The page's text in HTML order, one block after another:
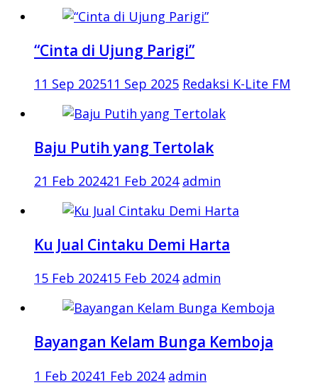
“Cinta di Ujung Parigi”
11 Sep 202511 Sep 2025 Redaksi K-Lite FM
Baju Putih yang Tertolak
21 Feb 202421 Feb 2024 admin
Ku Jual Cintaku Demi Harta
15 Feb 202415 Feb 2024 admin
Bayangan Kelam Bunga Kemboja
1 Feb 20241 Feb 2024 admin